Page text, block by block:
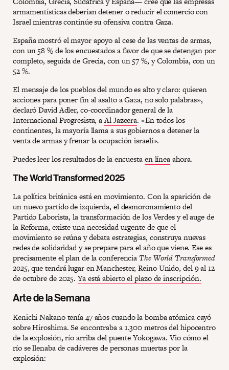
armamentísticas deberían detener o reducir el comercio con
Israel mientras continúe su ofensiva contra Gaza.
España mostró el mayor apoyo al cese de las ventas de armas,
con un 58 % de los encuestados a favor de que se detengan por
completo, seguida de Grecia, con un 57 %, y Colombia, con un
52 %.
El mensaje de los pueblos del mundo es alto y claro: quieren
acciones para poner fin al asalto a Gaza, no solo palabras»,
declaró David Adler, co-coordinador general de la
Internacional Progresista, aAl Jazeera. «En todos los
continentes, la mayoría llama a sus gobiernos a detener la
venta de armas y frenar la ocupación israelí».
Puedes leer los resultados de la encuestaen líneaahora.
The World Transformed 2025
La política británica está en movimiento. Con la aparición de
un nuevo partido de izquierda, el desmoronamiento del
Partido Laborista, la transformación de los Verdes y el auge de
la Reforma, existe una necesidad urgente de que el
movimiento se reúna y debata estrategias, construya nuevas
redes de solidaridad y se prepare para el año que viene. Ese es
precisamente el plan de la conferencia The World Transformed
2025, que tendrá lugar en Manchester, Reino Unido, del 9 al 12
de octubre de 2025.Ya está abierto el plazo de inscripción.
Arte de la Semana
Kenichi Nakano tenía 47 años cuando la bomba atómica cayó
sobre Hiroshima. Se encontraba a 1.300 metros del hipocentro
de la explosión, río arriba del puente Yokogawa. Vio cómo el
río se llenaba de cadáveres de personas muertas por la
explosión: